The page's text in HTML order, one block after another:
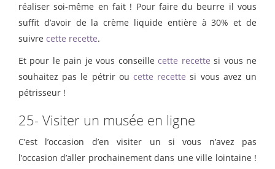
réaliser soi-même en fait ! Pour faire du beurre il vous
suffit d’avoir de la crème liquide entière à 30% et de
suivre cette recette.
Et pour le pain je vous conseillecette recette si vous ne
souhaitez pas le pétrir ou cette recette si vous avez un
pétrisseur !
25- Visiter un musée en ligne
C’est l’occasion d’en visiter un si vous n’avez pas
l’occasion d’aller prochainement dans une ville lointaine !